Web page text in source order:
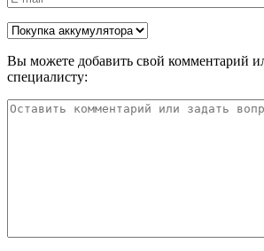
Вы можете добавить свой комментарий
специалисту: